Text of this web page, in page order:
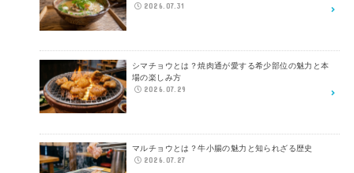
2026.07.31
シマチョウとは？焼肉通が愛する希少部位の魅力と本
場の楽しみ方
2026.07.29
マルチョウとは？牛小腸の魅力と知られざる歴史
2026.07.27